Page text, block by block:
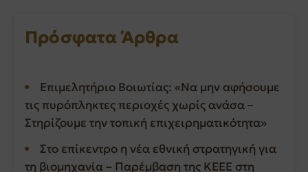
Πρόσφατα Άρθρα
Επιμελητήριο Βοιωτίας: «Να μην αφήσουμε
τις πυρόπληκτες περιοχές χωρίς ανάσα –
Στηρίζουμε την τοπική επιχειρηματικότητα»
Στο επίκεντρο η νέα εθνική στρατηγική για
τη βιομηχανία – Παρέμβαση της ΚΕΕΕ στη